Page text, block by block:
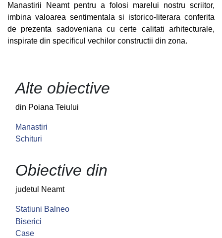
Manastirii Neamt pentru a folosi marelui nostru scriitor,
imbina valoarea sentimentala si istorico-literara conferita
de prezenta sadoveniana cu certe calitati arhitecturale,
inspirate din specificul vechilor constructii din zona.
Alte obiective
din Poiana Teiului
Manastiri
Schituri
Obiective din
judetul Neamt
Statiuni Balneo
Biserici
Case